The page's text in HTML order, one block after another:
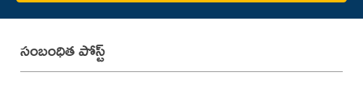
సంబంధిత పోస్ట్